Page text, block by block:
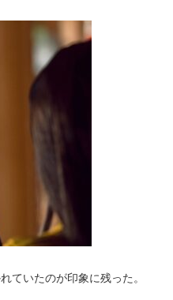
ていたのが印象に残った。